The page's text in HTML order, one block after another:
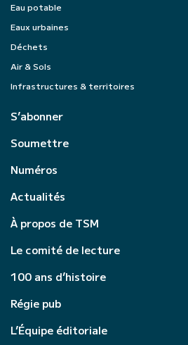
Eau potable
Eaux urbaines
Déchets
Air & Sols
Infrastructures & territoires
S’abonner
Soumettre
Numéros
Actualités
À propos de TSM
Le comité de lecture
100 ans d’histoire
Régie pub
L’Équipe éditoriale